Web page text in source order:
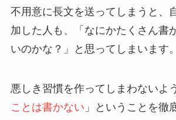
不用意に長文を送ってしまうと、
加した人も、「なにかたくさん書
いのかな？」と思ってしまいます。
悪しき習慣を作ってしまわないよ
ことは書かない 」ということを徹